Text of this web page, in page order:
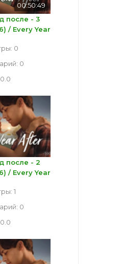
00:50:49
после - 3
/ Every Year
0
0
0.0
после - 2
/ Every Year
1
0
0.0